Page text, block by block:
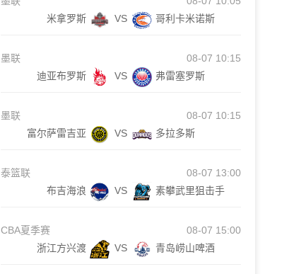
米拿罗斯
VS 哥利卡米诺斯
墨联
08-07 10:15
迪亚布罗斯
VS 弗雷塞罗斯
墨联
08-07 10:15
富尔萨雷吉亚
VS 多拉多斯
泰篮联
08-07 13:00
布吉海浪
VS 素攀武里狙击手
CBA夏季赛
08-07 15:00
浙江方兴渡
VS 青岛崂山啤酒